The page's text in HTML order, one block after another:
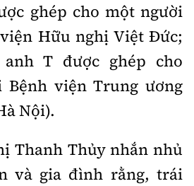
ghép cho một người
Hữu nghị Việt Đức;
T được ghép cho
Bệnh viện Trung ương
Nội).
Thanh Thủy nhắn nhủ
và gia đình rằng, trái